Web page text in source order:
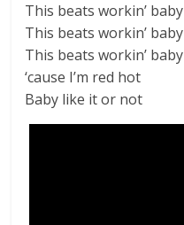
This beats workin’ baby
This beats workin’ baby
This beats workin’ baby
‘cause I’m red hot
Baby like it or not